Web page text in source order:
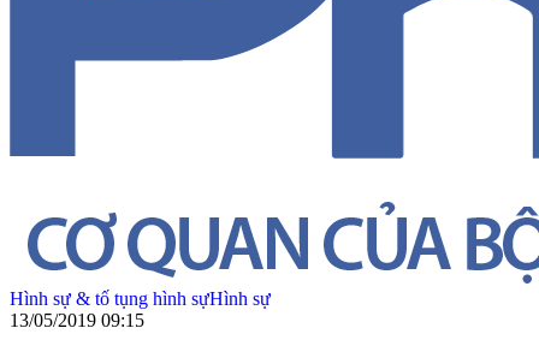
Hình sự & tố tụng hình sựHình sự
13/05/2019 09:15